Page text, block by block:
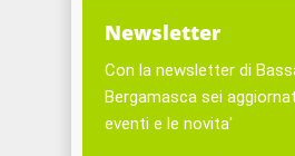
Newsletter
Con la newsletter di
Bergamasca sei
eventi e le novita'